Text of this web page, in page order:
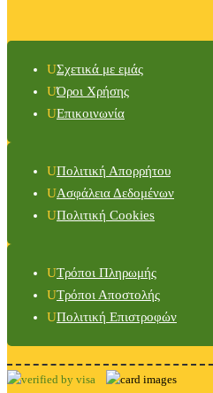
Σχετικά με εμάς
Όροι Χρήσης
Επικοινωνία
Πολιτική Απορρήτου
Ασφάλεια Δεδομένων
Πολιτική Cookies
Τρόποι Πληρωμής
Τρόποι Αποστολής
Πολιτική Επιστροφών